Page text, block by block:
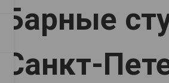
Барные
Санкт-